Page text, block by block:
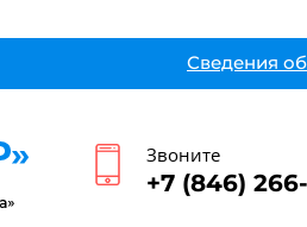
Сведения
Звоните
+7 (846)